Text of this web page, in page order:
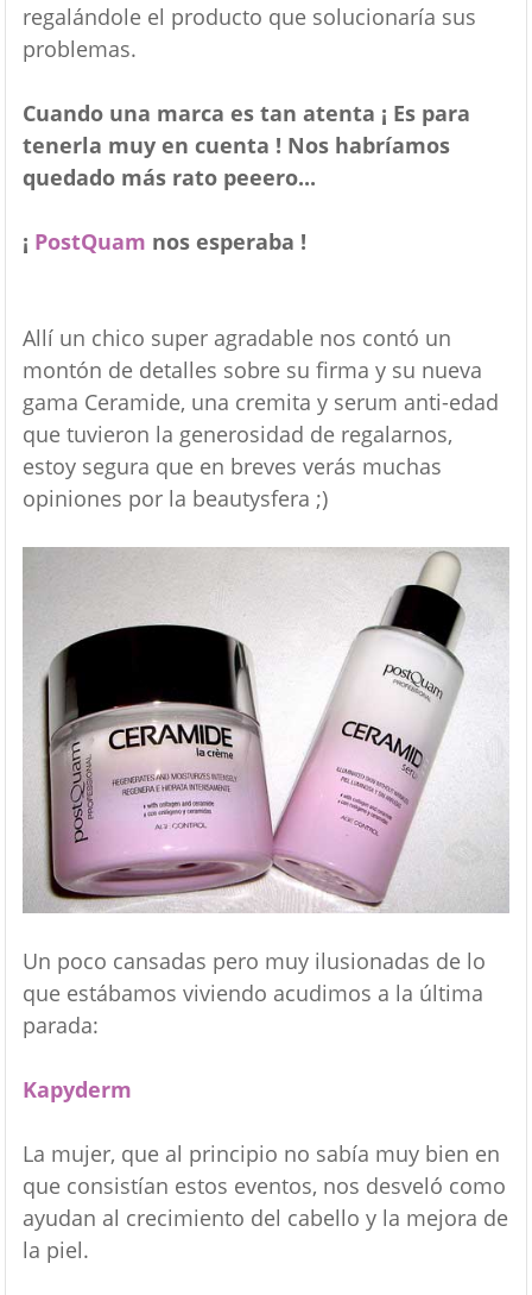
regalándole el producto que solucionaría sus
problemas.
Cuando una marca es tan atenta ¡ Es para
tenerla muy en cuenta ! Nos habríamos
quedado más rato peeero...
¡ PostQuam nos esperaba !
Allí un chico super agradable nos contó un
montón de detalles sobre su firma y su nueva
gama Ceramide, una cremita y serum anti-edad
que tuvieron la generosidad de regalarnos,
estoy segura que en breves verás muchas
opiniones por la beautysfera ;)
Un poco cansadas pero muy ilusionadas de lo
que estábamos viviendo acudimos a la última
parada:
Kapyderm
La mujer, que al principio no sabía muy bien en
que consistían estos eventos, nos desveló como
ayudan al crecimiento del cabello y la mejora de
la piel.